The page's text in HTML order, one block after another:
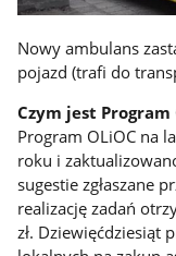
Nowy ambulans
pojazd (trafi do
Czym jest Program
Program OLiOC na
roku i
sugestie zgłaszane
realizację zadań
zł. Dziewięćdziesiąt